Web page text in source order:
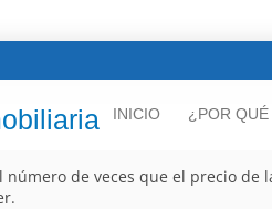
INICIO ¿POR QUÉ
número de veces que el precio